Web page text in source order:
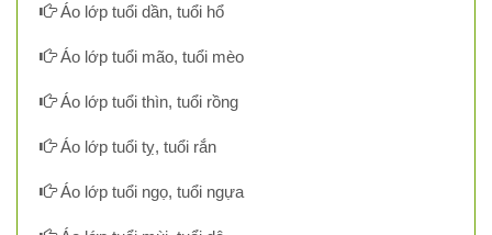
Áo lớp tuổi dần, tuổi hổ
Áo lớp tuổi mão, tuổi mèo
Áo lớp tuổi thìn, tuổi rồng
Áo lớp tuổi tỵ, tuổi rắn
Áo lớp tuổi ngọ, tuổi ngựa